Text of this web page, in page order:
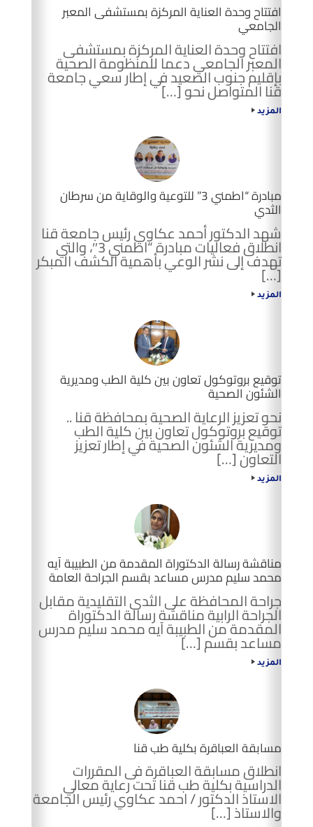
افتتاح وحدة العناية المركزة بمستشفى المعبر
الجامعي
افتتاح وحدة العناية المركزة بمستشفى
المعبر الجامعي دعما للمنظومة الصحية
بإقليم جنوب الصعيد في إطار سعي جامعة
قنا المتواصل نحو […]
المزيد
مبادرة “اطمني 3” للتوعية والوقاية من سرطان
الثدي
شهد الدكتور أحمد عكاوي رئيس جامعة قنا
انطلاق فعاليات مبادرة “اطمني 3″، والتي
تهدف إلى نشر الوعي بأهمية الكشف المبكر
[…]
المزيد
توقيع بروتوكول تعاون بين كلية الطب ومديرية
الشئون الصحية
نحو تعزيز الرعاية الصحية بمحافظة قنا ..
توقيع بروتوكول تعاون بين كلية الطب
ومديرية الشئون الصحية في إطار تعزيز
التعاون […]
المزيد
مناقشة رسالة الدكتوراة المقدمة من الطبيبة آيه
محمد سليم مدرس مساعد بقسم الجراحة العامة
جراحة المحافظة على الثدى التقليدية مقابل
الجراحة الرابية مناقشة رسالة الدكتوراة
المقدمة من الطبيبة آيه محمد سليم مدرس
مساعد بقسم […]
المزيد
مسابقة العباقرة بكلية طب قنا
انطلاق مسابقة العباقرة فى المقررات
الدراسية بكلية طب قنا تحت رعاية معالي
الاستاذ الدكتور / احمد عكاوي رئيس الجامعة
والاستاذ […]